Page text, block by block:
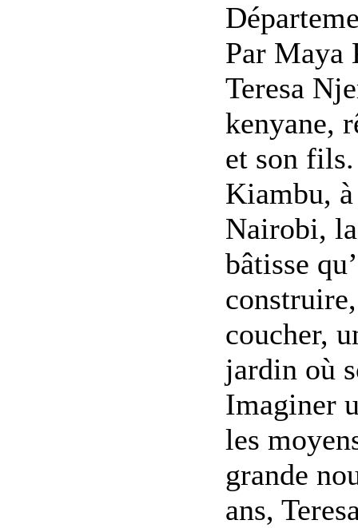
Par
Teresa
kenyane,
et son
Kiambu,
Nairobi,
bâtisse
coucher,
jardin où
Imaginer
les
grande
ans,